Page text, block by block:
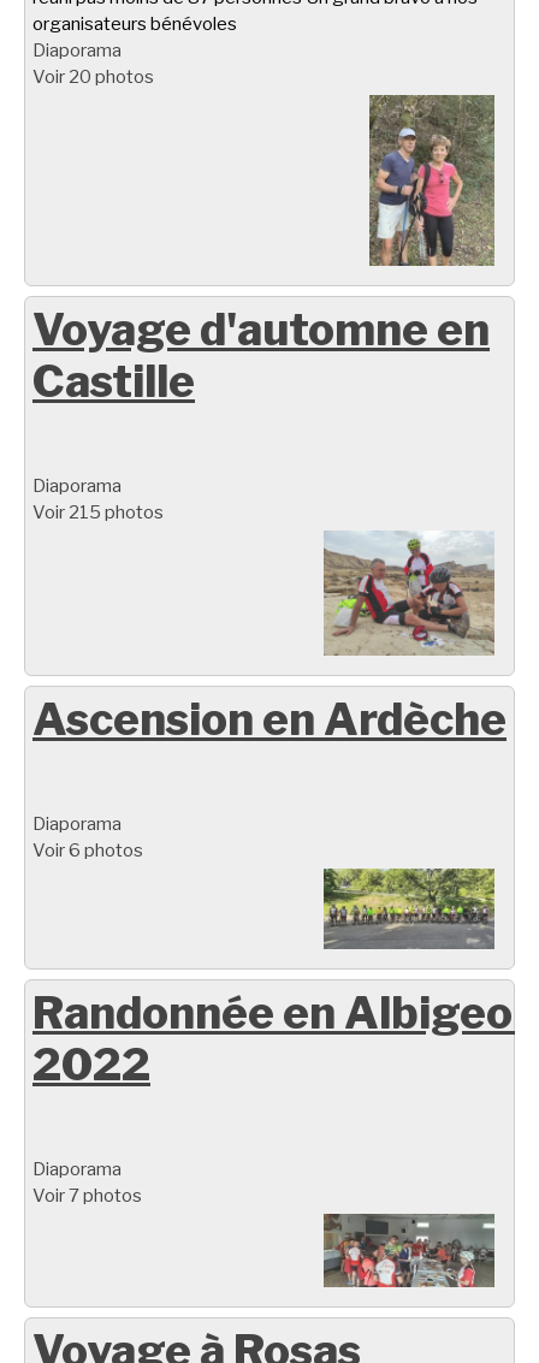
organisateurs bénévoles
Diaporama
Voir 20 photos
Voyage d'automne en
Castille
Diaporama
Voir 215 photos
Ascension en Ardèche
Diaporama
Voir 6 photos
Randonnée en
2022
Diaporama
Voir 7 photos
Voyage à Rosas